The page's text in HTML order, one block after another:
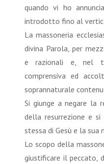
quando vi ho
introdotto fino al
La massoneria
divina Parola, per
e razionali e, nel
comprensiva ed
soprannaturale
Si giunge a negare la
della resurrezione e
stessa di Gesù e la sua
Lo scopo della
giustificare il peccato,